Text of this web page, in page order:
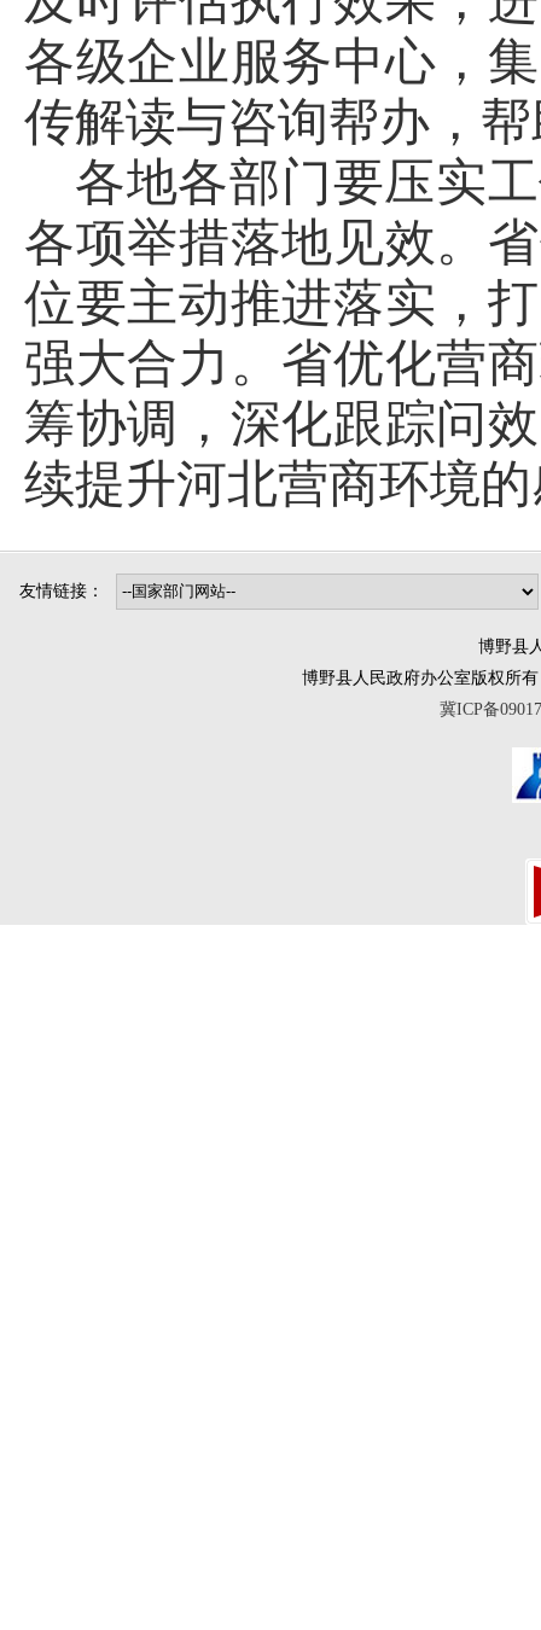
各级企业服务中心，
传解读与咨询帮办，
各地各部门要压实
各项举措落地见效。
位要主动推进落实，
强大合力。省优化营
筹协调，深化跟踪问
续提升河北营商环境
友情链接：
博野县
博野县人民政府办公室版权所有
冀ICP备